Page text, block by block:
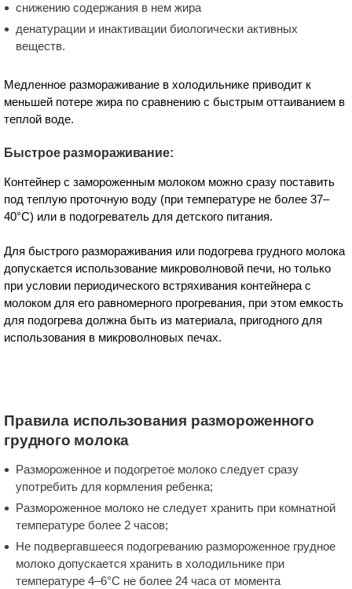
снижению содержания в нем жира
денатурации и инактивации биологически активных
веществ.
Медленное размораживание в холодильнике приводит к
меньшей потере жира по сравнению с быстрым оттаиванием в
теплой воде.
Быстрое размораживание:
Контейнер с замороженным молоком можно сразу поставить
под теплую проточную воду (при температуре не более 37–
40°C) или в подогреватель для детского питания.
Для быстрого размораживания или подогрева грудного молока
допускается использование микроволновой печи, но только
при условии периодического встряхивания контейнера с
молоком для его равномерного прогревания, при этом емкость
для подогрева должна быть из материала, пригодного для
использования в микроволновых печах.
Правила использования размороженного
грудного молока
Размороженное и подогретое молоко следует сразу
употребить для кормления ребенка;
Размороженное молоко не следует хранить при комнатной
температуре более 2 часов;
Не подвергавшееся подогреванию размороженное грудное
молоко допускается хранить в холодильнике при
температуре 4–6°C не более 24 часа от момента